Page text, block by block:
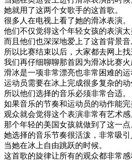
她就用 了这两个女歌手的这首歌。
很多人在电视上看了她的滑冰表演。
他们不仅觉得这个年轻女孩的表演太
而且 他们也深深地爱上了这首背景音
所以比赛结束以后 ， 大家都去网上找
我们再仔细聊聊那首因为滑冰比赛火
滑冰是一项非常漂亮也非常 困难的运
运动 员需要在冰上完成很多复杂的动
所以他们选择的音乐必须非常合适。
如果音乐的节奏和运动 员的动作能完
观众就会觉得这个表演非常有艺术感
那个年轻的美国女孩就做到了这一点
她选择的音乐节奏很活泼 ， 非常吸引
当她在冰上自由跳跃的时候。
这首歌的旋律让所有的观众都非常感